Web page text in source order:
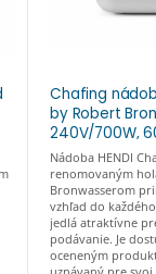
Chafing
by Robert
240V/700W,
GN1/1, Kód:
Nádoba HENDI
renomovaným
Bronwasserom
vzhľad do
jedlá atraktívne
podávanie. Je
oceneným